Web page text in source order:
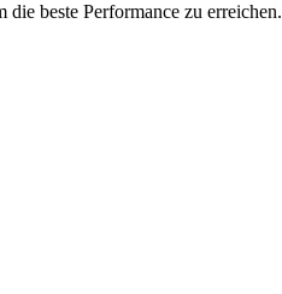
die beste Performance zu erreichen.